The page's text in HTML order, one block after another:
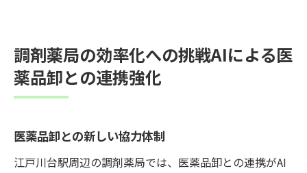
調剤薬局の効率化への挑戦AIによる医
薬品卸との連携強化
医薬品卸との新しい協力体制
江戸川台駅周辺の調剤薬局では、医薬品卸との連携がAI